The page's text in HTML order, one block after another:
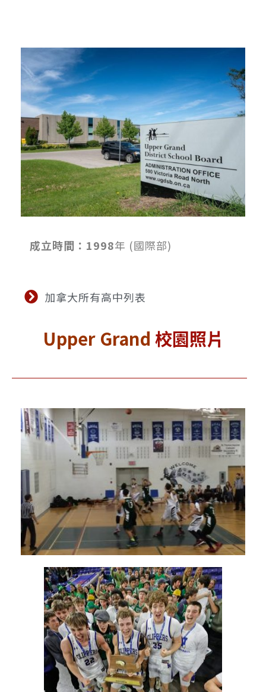
成立時間：1998年 (國際部)
加拿大所有高中列表
Upper Grand 校園照片